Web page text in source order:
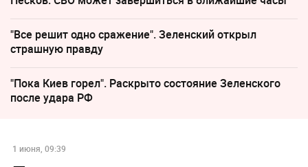
"Все решит одно сражение". Зеленский открыл
страшную правду
"Пока Киев горел". Раскрыто состояние Зеленского
после удара РФ
1 июня, 09:39